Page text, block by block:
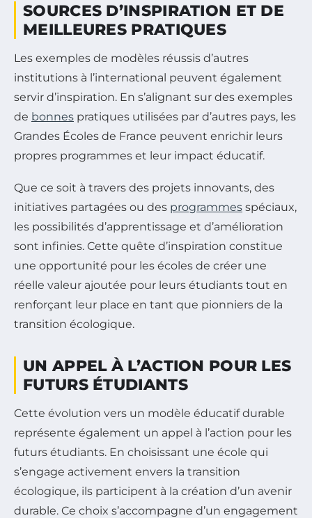
SOURCES D’INSPIRATION ET DE
MEILLEURES PRATIQUES
Les exemples de modèles réussis d’autres
institutions à l’international peuvent également
servir d’inspiration. En s’alignant sur des exemples
de bonnes pratiques utilisées par d’autres pays, les
Grandes Écoles de France peuvent enrichir leurs
propres programmes et leur impact éducatif.
Que ce soit à travers des projets innovants, des
initiatives partagées ou des programmes spéciaux,
les possibilités d’apprentissage et d’amélioration
sont infinies. Cette quête d’inspiration constitue
une opportunité pour les écoles de créer une
réelle valeur ajoutée pour leurs étudiants tout en
renforçant leur place en tant que pionniers de la
transition écologique.
UN APPEL À L’ACTION POUR LES
FUTURS ÉTUDIANTS
Cette évolution vers un modèle éducatif durable
représente également un appel à l’action pour les
futurs étudiants. En choisissant une école qui
s’engage activement envers la transition
écologique, ils participent à la création d’un avenir
durable. Ce choix s’accompagne d’un engagement